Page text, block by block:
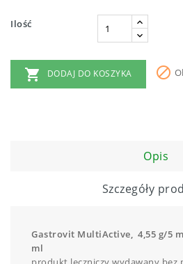
Ilość
 DODAJ DO KOSZYKA 
Opis
Szczegóły
Gastrovit MultiActive, 4,55 g/5
ml